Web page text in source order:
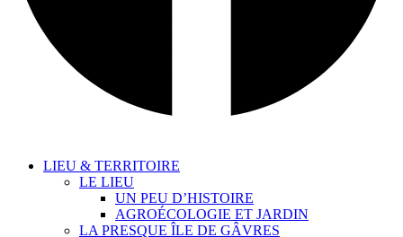
LIEU & TERRITOIRE
LE LIEU
UN PEU D’HISTOIRE
AGROÉCOLOGIE ET JARDIN
LA PRESQUE ÎLE DE GÂVRES